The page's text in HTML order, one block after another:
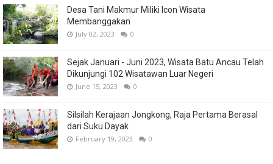
Desa Tani Makmur Miliki Icon Wisata
Membanggakan
July 02, 2023 0
Sejak Januari - Juni 2023, Wisata Batu Ancau Telah
Dikunjungi 102 Wisatawan Luar Negeri
June 15, 2023 0
Silsilah Kerajaan Jongkong, Raja Pertama Berasal
dari Suku Dayak
February 19, 2023 0